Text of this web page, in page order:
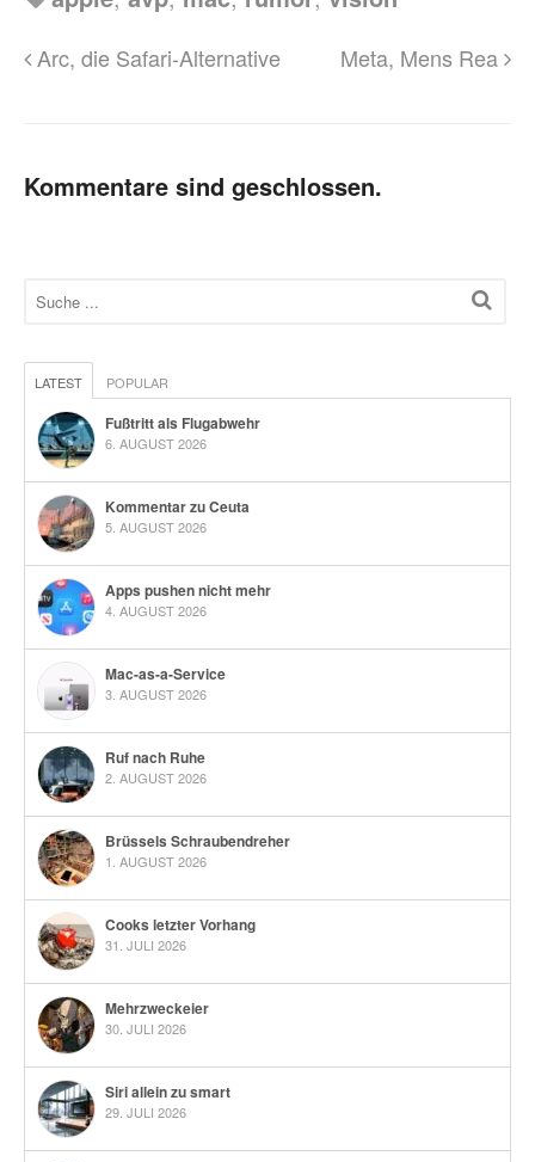
Arc, die Safari-Alternative Meta, Mens Rea
Kommentare sind geschlossen.
LATEST POPULAR
Fußtritt als Flugabwehr
6. AUGUST 2026
Kommentar zu Ceuta
5. AUGUST 2026
Apps pushen nicht mehr
4. AUGUST 2026
Mac-as-a-Service
3. AUGUST 2026
Ruf nach Ruhe
2. AUGUST 2026
Brüssels Schraubendreher
1. AUGUST 2026
Cooks letzter Vorhang
31. JULI 2026
Mehrzweckeier
30. JULI 2026
Siri allein zu smart
29. JULI 2026